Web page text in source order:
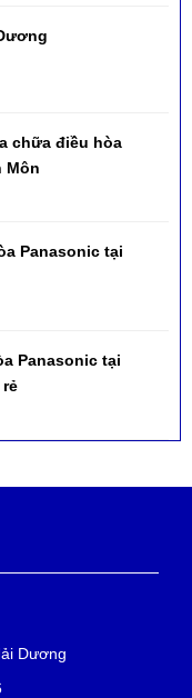
chữa điều hòa
Môn
Panasonic tại
Panasonic tại
Dương